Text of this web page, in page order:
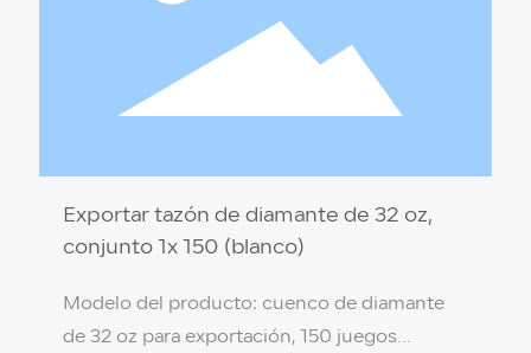
transparente Temperatura de resistencia: 110
℃ / -18 ℃ Cantidad por caja: 1x 150 juegos
Exportar tazón de diamante de 32 oz,
conjunto 1x 150 (blanco)
Modelo del producto: cuenco de diamante
de 32 oz para exportación, 150 juegos